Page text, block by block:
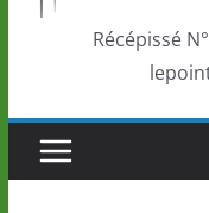
Récépissé